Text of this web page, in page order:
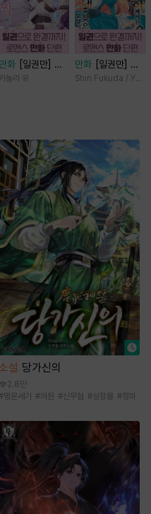
만화
[일권만] 죽
을 뻔한 늑대가 운
카놀라 유
만화
[일권만] 전
하께서는 오늘도
Shin Fukuda / Yoko
설 당가신의
2.8만
명문세가 #의원 #신무협 #성장물 #정파